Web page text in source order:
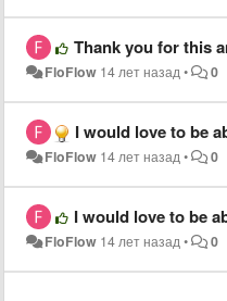
Thank you for this amazing coding
FloFlow 14 лет назад• 0
I would love to be able to rename the folder
FloFlow 14 лет назад• 0
I would love to be able to rename the folder
FloFlow 14 лет назад• 0